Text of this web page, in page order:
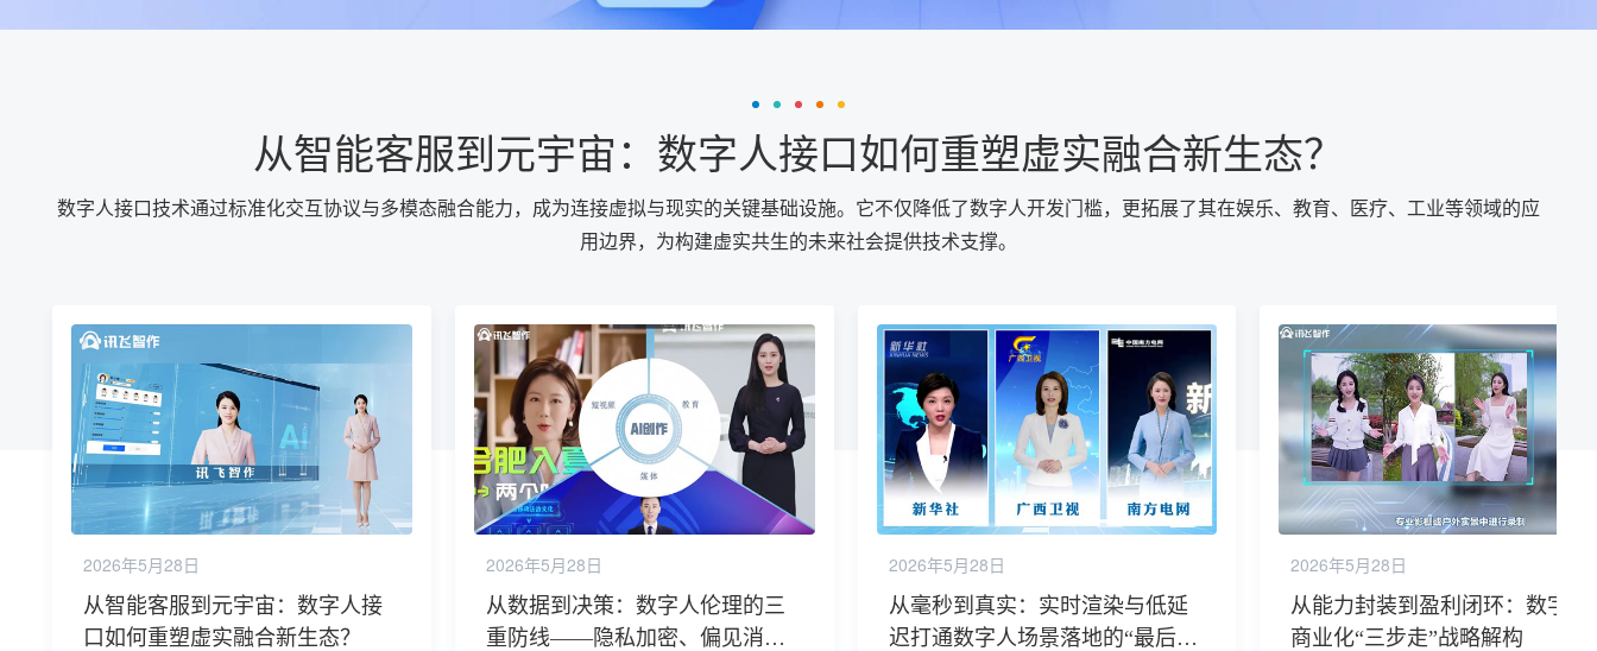
从智能客服到元宇宙：数字人接口如何重塑虚实融合新生态？
数字人接口技术通过标准化交互协议与多模态融合能力，成为连接虚拟与现实的关键基础设施。它不仅降低了数字人开发门槛，更拓展了其在娱乐、教育、医疗、工业等领域的应
用边界，为构建虚实共生的未来社会提供技术支撑。
2026年5月28日
从智能客服到元宇宙：数字人接
口如何重塑虚实融合新生态？
2026年5月28日
从数据到决策：数字人伦理的三
重防线——隐私加密、偏见消解
2026年5月28日
从毫秒到真实：实时渲染与低延
迟打通数字人场景落地的“最后一
2026年5月28日
从能力封装到盈利闭环：数字人
商业化“三步走”战略解构